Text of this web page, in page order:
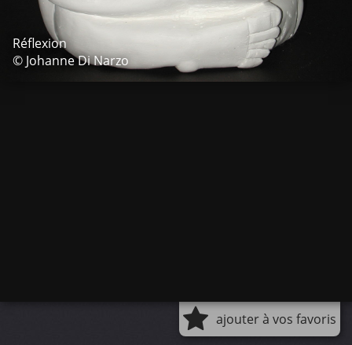
Réflexion
© Johanne Di Narzo
ajouter à vos favoris